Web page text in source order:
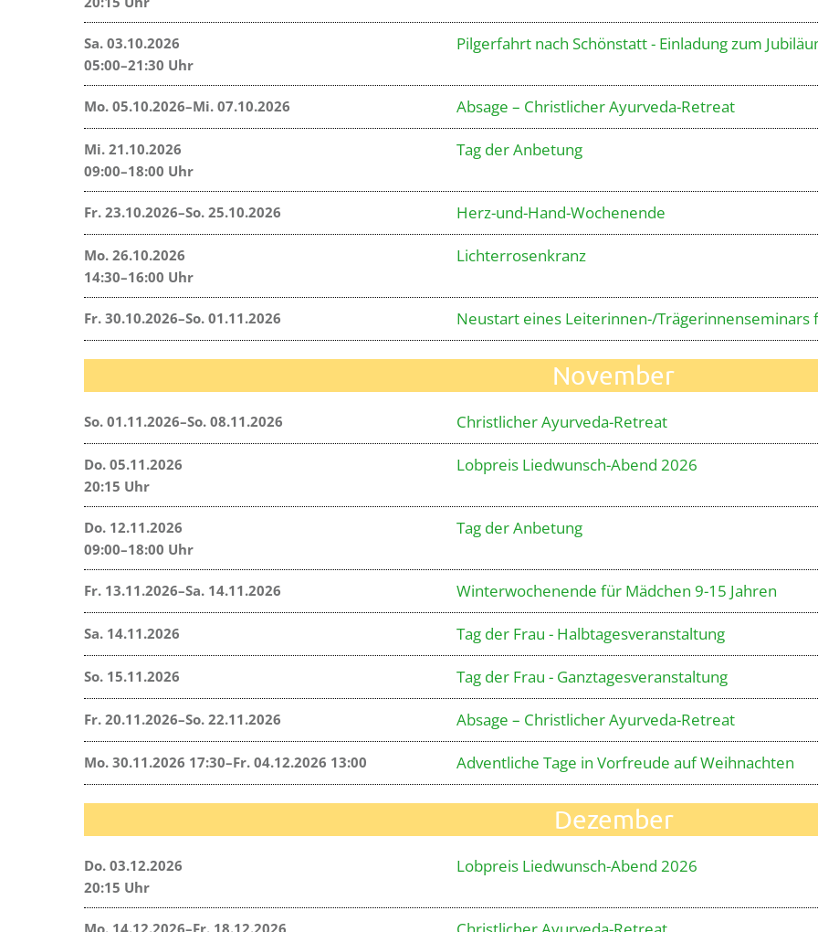
Sa. 03.10.2026
05:00–21:30 Uhr
Pilgerfahrt nach Schönstatt - Einladung zum
Mo. 05.10.2026–Mi. 07.10.2026 Absage – Christlicher Ayurveda-Retreat
Mi. 21.10.2026
09:00–18:00 Uhr
Tag der Anbetung
Fr. 23.10.2026–So. 25.10.2026 Herz-und-Hand-Wochenende
Mo. 26.10.2026
14:30–16:00 Uhr
Lichterrosenkranz
Fr. 30.10.2026–So. 01.11.2026 Neustart eines Leiterinnen-/Trägerinnenseminars
November
So. 01.11.2026–So. 08.11.2026 Christlicher Ayurveda-Retreat
Do. 05.11.2026
20:15 Uhr
Lobpreis Liedwunsch-Abend 2026
Do. 12.11.2026
09:00–18:00 Uhr
Tag der Anbetung
Fr. 13.11.2026–Sa. 14.11.2026 Winterwochenende für Mädchen 9-15 Jahren
Sa. 14.11.2026 Tag der Frau - Halbtagesveranstaltung
So. 15.11.2026 Tag der Frau - Ganztagesveranstaltung
Fr. 20.11.2026–So. 22.11.2026 Absage – Christlicher Ayurveda-Retreat
Mo. 30.11.2026 17:30–Fr. 04.12.2026 13:00 Adventliche Tage in Vorfreude auf Weihnachten
Dezember
Do. 03.12.2026
20:15 Uhr
Lobpreis Liedwunsch-Abend 2026